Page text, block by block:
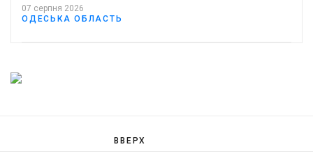
07 серпня 2026
ОДЕСЬКА ОБЛАСТЬ
ВВЕРХ